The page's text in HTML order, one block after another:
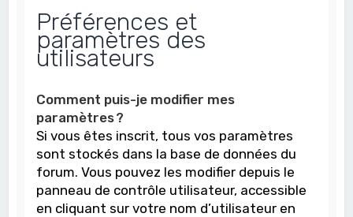
Préférences et
paramètres des
utilisateurs
Comment puis-je modifier mes
paramètres ?
Si vous êtes inscrit, tous vos paramètres
sont stockés dans la base de données du
forum. Vous pouvez les modifier depuis le
panneau de contrôle utilisateur, accessible
en cliquant sur votre nom d’utilisateur en